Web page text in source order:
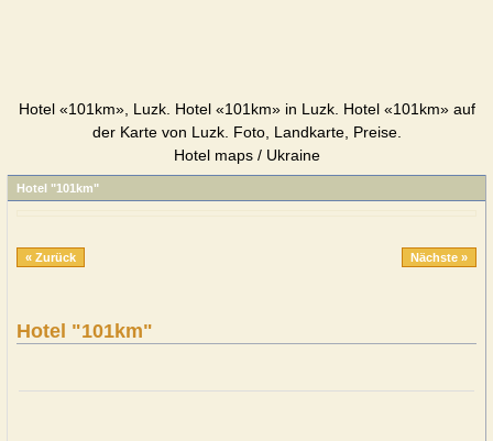
Hotel «101km», Luzk. Hotel «101km» in Luzk. Hotel «101km» auf
der Karte von Luzk. Foto, Landkarte, Preise.
Hotel maps / Ukraine
Hotel "101km"
« Zurück Nächste »
Hotel "101km"